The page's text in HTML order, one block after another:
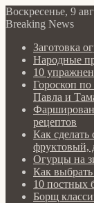
Воскресенье, 9
Breaking News
Заготовка
Народные
10
Гороскоп
Павла и
рецептов
Как
фруктовый,
Огурцы на
Как
10 постных
Борщ